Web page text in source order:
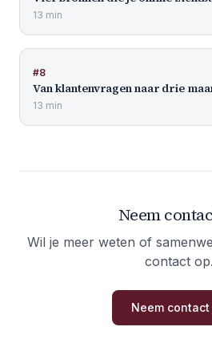
13 min
#8
Van klantenvragen naar drie
13 min
Neem
Wil je meer weten of
contact op.
Neem contact